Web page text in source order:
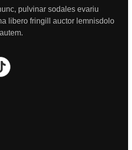
pulvinar sodales evariu
libero fringill auctor lemnisdolo